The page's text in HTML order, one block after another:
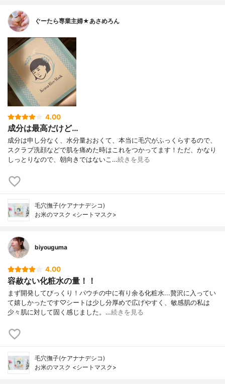
ぐーたら専業主婦★あさめろん
4.00
成分は最高だけど…
成分は申し分なく、水分量おおくて、本当に毛穴がふっくらするので、
スクラブ洗顔などで肌を痛めた時はこれをつかってます！ただ、かなり
しっとりなので、朝向きではないこ…続きを見る
毛穴撫子(ケアナナデシコ)
お米のマスク <シートマスク>
biyouguma
4.00
容赦ない化粧水の量！！
まず開発してびっくり！パウチの中に有り余る化粧水...贅沢に入ってい
て嬉しかったです♡シートは少し分厚めで広げやすく、敏感肌の私は
少々肌に対して固く感じました。…続きを見る
毛穴撫子(ケアナナデシコ)
お米のマスク <シートマスク>